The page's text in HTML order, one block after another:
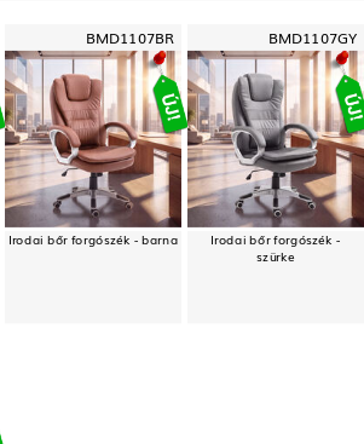
BMD1107BR
Irodai bőr forgószék - barna
BMD1107GY
Irodai bőr forgószék -
szürke